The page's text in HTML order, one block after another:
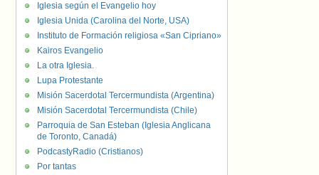
Iglesia según el Evangelio hoy
Iglesia Unida (Carolina del Norte, USA)
Instituto de Formación religiosa «San Cipriano»
Kairos Evangelio
La otra Iglesia.
Lupa Protestante
Misión Sacerdotal Tercermundista (Argentina)
Misión Sacerdotal Tercermundista (Chile)
Parroquia de San Esteban (Iglesia Anglicana
de Toronto, Canadá)
PodcastyRadio (Cristianos)
Por tantas